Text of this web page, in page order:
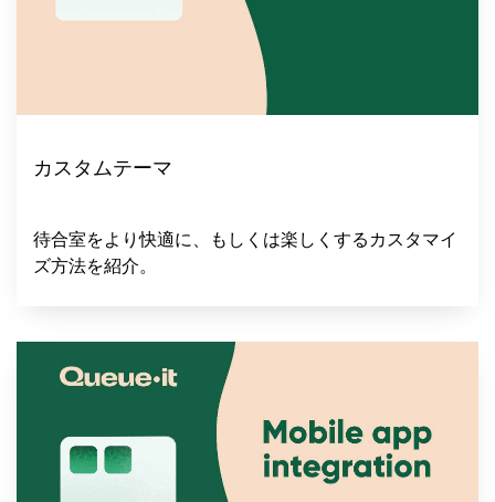
カスタムテーマ
待合室をより快適に、もしくは楽しくするカスタマイ
ズ方法を紹介。